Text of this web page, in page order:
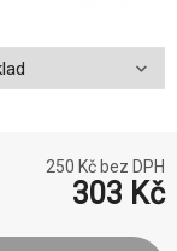
250 Kč bez DPH
303 Kč